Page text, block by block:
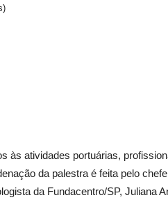
às atividades portuárias,
da palestra é feita pelo
da Fundacentro/SP, Juliana